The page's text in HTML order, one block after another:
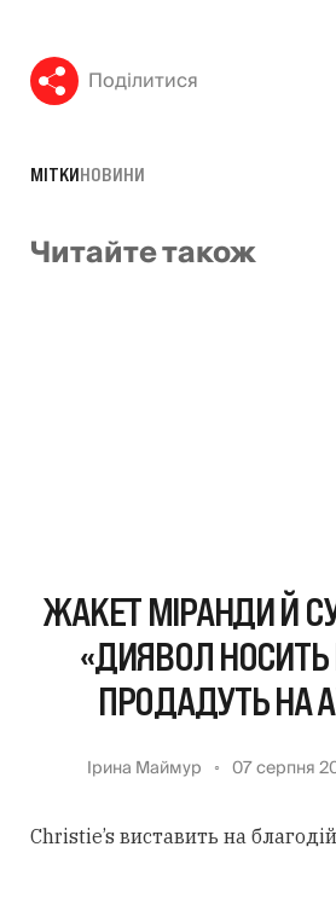
Поділитися
МІТКИНОВИНИ
Читайте також
ЖАКЕТ МІРАНДИ Й
«ДИЯВОЛ НОСИТЬ
ПРОДАДУТЬ НА
Ірина Маймур 07 серпня
Christie’s виставить на